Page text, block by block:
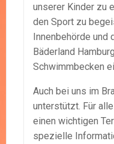
unserer Kinder zu
den Sport zu
Innenbehörde und
Bäderland
Schwimmbecken
Auch bei uns im
unterstützt. Für
einen wichtigen
spezielle